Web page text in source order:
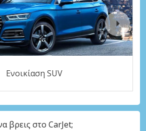
Ενοικίαση SUV
βρεις στο CarJet;